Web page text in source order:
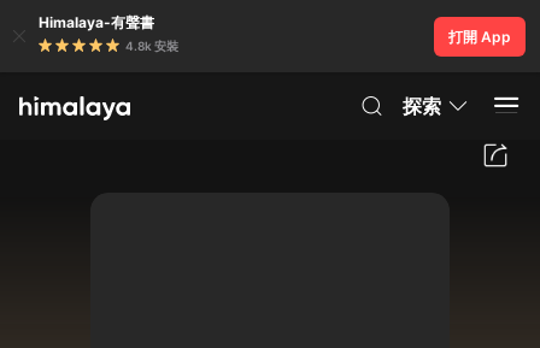
Himalaya-有聲書
4.8k 安裝
打開 App
探索